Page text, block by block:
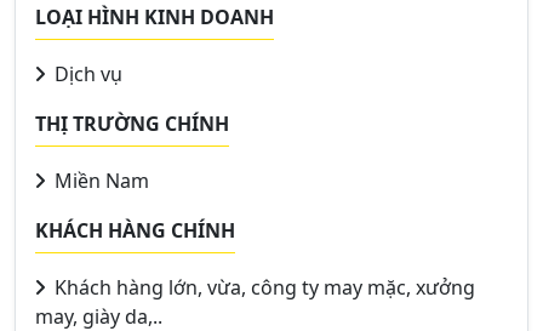
LOẠI HÌNH KINH DOANH
Dịch vụ
THỊ TRƯỜNG CHÍNH
Miền Nam
KHÁCH HÀNG CHÍNH
Khách hàng lớn, vừa, công ty may mặc, xưởng
may, giày da,..